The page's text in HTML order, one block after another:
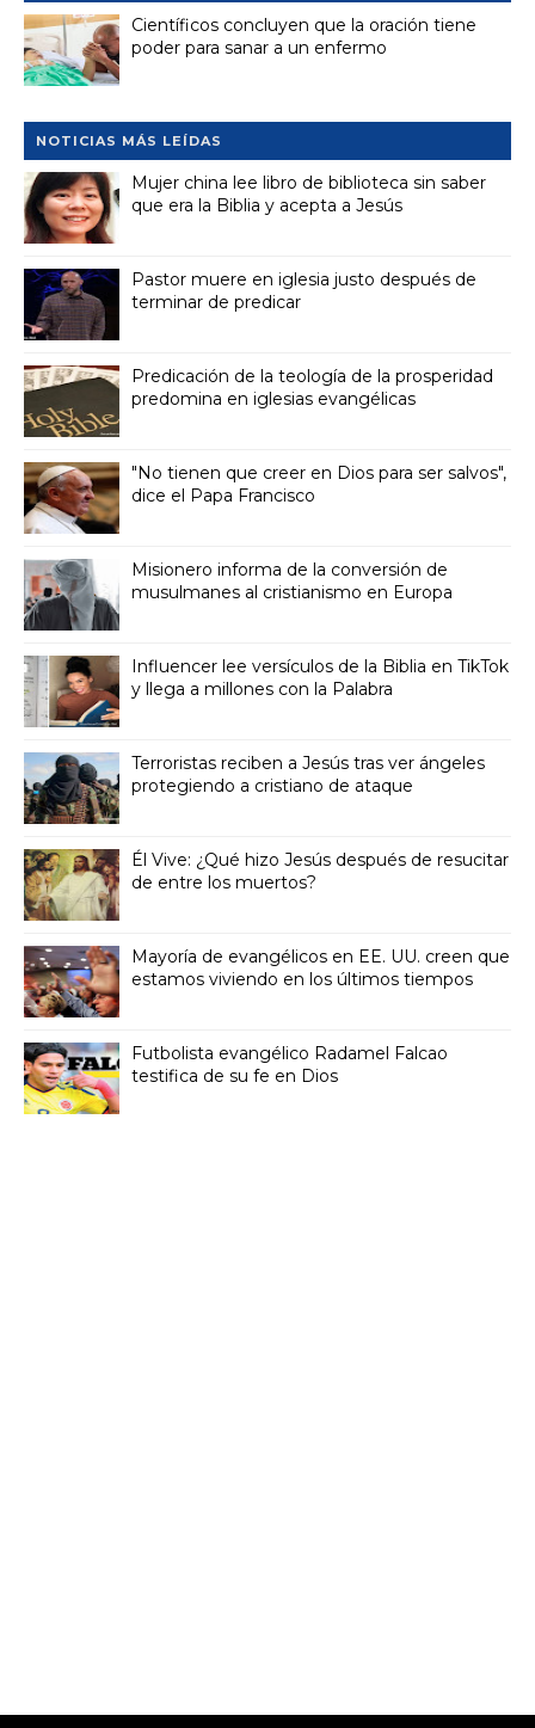
Científicos concluyen que la oración tiene
poder para sanar a un enfermo
NOTICIAS MÁS LEÍDAS
Mujer china lee libro de biblioteca sin saber
que era la Biblia y acepta a Jesús
Pastor muere en iglesia justo después de
terminar de predicar
Predicación de la teología de la prosperidad
predomina en iglesias evangélicas
"No tienen que creer en Dios para ser salvos",
dice el Papa Francisco
Misionero informa de la conversión de
musulmanes al cristianismo en Europa
Influencer lee versículos de la Biblia en TikTok
y llega a millones con la Palabra
Terroristas reciben a Jesús tras ver ángeles
protegiendo a cristiano de ataque
Él Vive: ¿Qué hizo Jesús después de resucitar
de entre los muertos?
Mayoría de evangélicos en EE. UU. creen que
estamos viviendo en los últimos tiempos
Futbolista evangélico Radamel Falcao
testifica de su fe en Dios